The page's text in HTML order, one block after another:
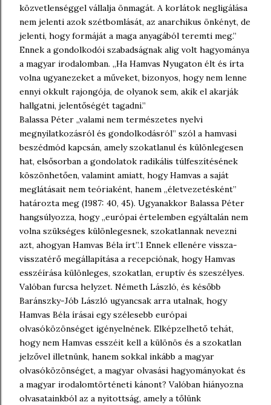
közvetlenséggel vállalja önmagát. A korlátok negligálása
nem jelenti azok szétbomlását, az anarchikus önkényt, de
jelenti, hogy formáját a maga anyagából teremti meg.”
Ennek a gondolkodói szabadságnak alig volt hagyománya
a magyar irodalomban. „Ha Hamvas Nyugaton élt és írta
volna ugyanezeket a műveket, bizonyos, hogy nem lenne
ennyi okkult rajongója, de olyanok sem, akik el akarják
hallgatni, jelentőségét tagadni.”
Balassa Péter „valami nem természetes nyelvi
megnyilatkozásról és gondolkodásról” szól a hamvasi
beszédmód kapcsán, amely szokatlanul és különlegesen
hat, elsősorban a gondolatok radikális túlfeszítésének
köszönhetően, valamint amiatt, hogy Hamvas a saját
meglátásait nem teóriaként, hanem „életvezetésként”
határozta meg (1987: 40, 45). Ugyanakkor Balassa Péter
hangsúlyozza, hogy „európai értelemben egyáltalán nem
volna szükséges különlegesnek, szokatlannak nevezni
azt, ahogyan Hamvas Béla írt”.1 Ennek ellenére vissza-
visszatérő megállapítása a recepciónak, hogy Hamvas
esszéírása különleges, szokatlan, eruptív és szeszélyes.
Valóban furcsa helyzet. Németh László, és később
Baránszky-Jób László ugyancsak arra utalnak, hogy
Hamvas Béla írásai egy szélesebb európai
olvasóközönséget igényelnének. Elképzelhető tehát,
hogy nem Hamvas esszéit kell a különös és a szokatlan
jelzővel illetnünk, hanem sokkal inkább a magyar
olvasóközönséget, a magyar olvasási hagyományokat és
a magyar irodalomtörténeti kánont? Valóban hiányozna
olvasatainkból az a nyitottság, amely a tőlünk